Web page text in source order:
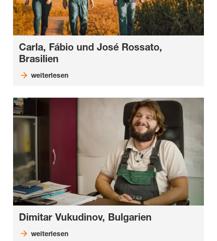
Carla, Fábio und José Rossato,
Brasilien
weiterlesen
Dimitar Vukudinov, Bulgarien
weiterlesen